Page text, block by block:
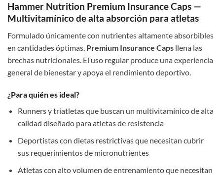
Hammer Nutrition Premium Insurance Caps —
Multivitamínico de alta absorción para atletas
Formulado únicamente con nutrientes altamente absorbibles
en cantidades óptimas, Premium Insurance Caps llena las
brechas nutricionales. El uso regular produce una experiencia
general de bienestar y apoya el rendimiento deportivo.
¿Para quién es ideal?
Runners y triatletas que buscan un multivitamínico de alta
calidad diseñado para atletas de resistencia
Deportistas con dietas restrictivas que necesitan cubrir
sus requerimientos de micronutrientes
Atletas con alto volumen de entrenamiento que necesitan